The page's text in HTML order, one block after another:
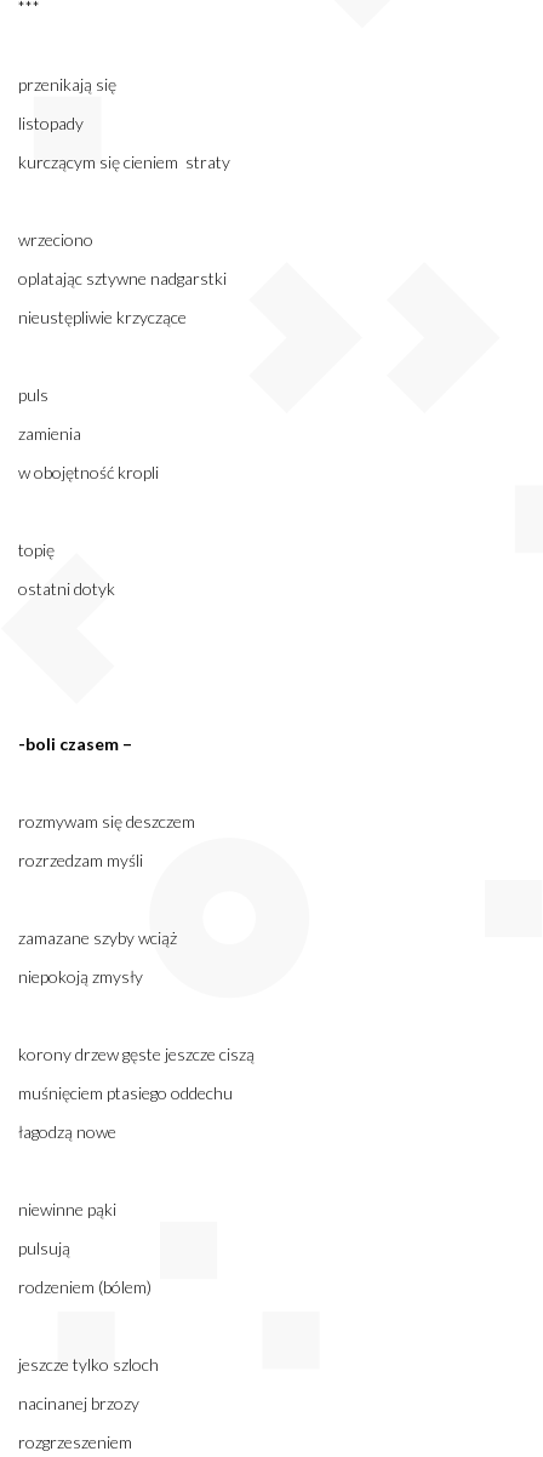
***
przenikają się
listopady
kurczącym się cieniem straty
wrzeciono
oplatając sztywne nadgarstki
nieustępliwie krzyczące
puls
zamienia
w obojętność kropli
topię
ostatni dotyk
-boli czasem –
rozmywam się deszczem
rozrzedzam myśli
zamazane szyby wciąż
niepokoją zmysły
korony drzew gęste jeszcze ciszą
muśnięciem ptasiego oddechu
łagodzą nowe
niewinne pąki
pulsują
rodzeniem (bólem)
jeszcze tylko szloch
nacinanej brzozy
rozgrzeszeniem